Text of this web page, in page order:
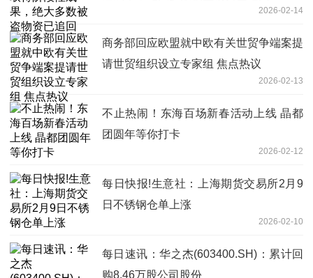
2026-02-14
商务部回应欧盟就中欧有关世贸争端案提
请世贸组织设立专家组 焦点热议
2026-02-13
不止热闹！东海百场新春活动上线 晶都
团圆年等你打卡
2026-02-12
每日快报!生意社：上海期货交易所2月9
日不锈钢仓单上涨
2026-02-10
每日速讯：华之杰(603400.SH)：累计回
购8.46万股公司股份